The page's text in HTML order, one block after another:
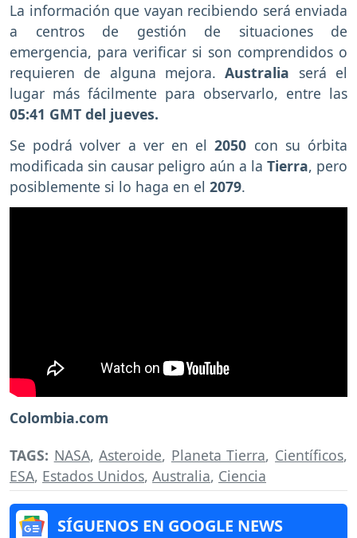
La información que vayan recibiendo será enviada
a centros de gestión de situaciones de
emergencia, para verificar si son comprendidos o
requieren de alguna mejora.Australia será el
lugar más fácilmente para observarlo, entre las
05:41 GMT del jueves.
Se podrá volver a ver en el2050 con su órbita
modificada sin causar peligro aún a la Tierra, pero
posiblemente si lo haga en el 2079.
Colombia.com
TAGS: NASA,Asteroide, Planeta Tierra, Científicos,
ESA, Estados Unidos, Australia, Ciencia
SÍGUENOS EN GOOGLE NEWS